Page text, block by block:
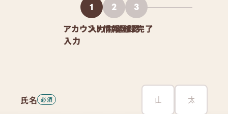
1
アカウント情報
入力
2
入力内容確認
3
登録完了
氏名